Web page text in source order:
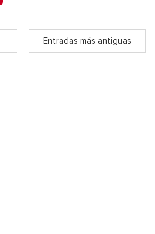
Entradas más antiguas